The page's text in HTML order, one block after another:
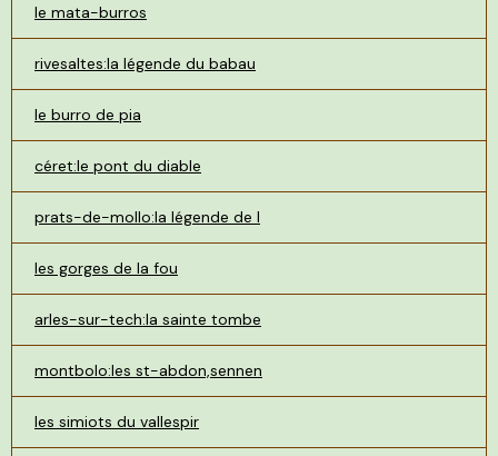
le mata-burros
rivesaltes:la légende du babau
le burro de pia
céret:le pont du diable
prats-de-mollo:la légende de l
les gorges de la fou
arles-sur-tech:la sainte tombe
montbolo:les st-abdon,sennen
les simiots du vallespir